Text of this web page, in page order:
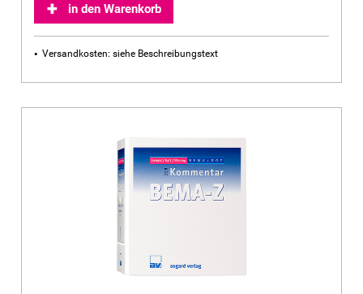
in den Warenkorb
Versandkosten: siehe Beschreibungstext